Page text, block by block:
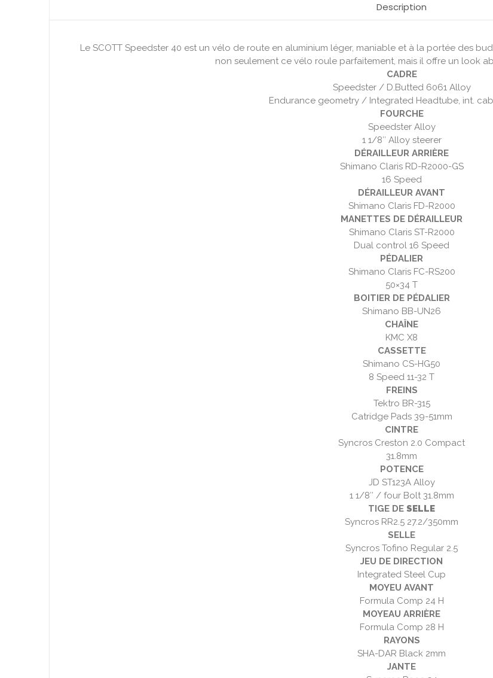
Description
Le SCOTT Speedster 40 est un vélo de route en aluminium léger, maniable et à la portée des
non seulement ce vélo roule parfaitement, mais il offre un look
CADRE
Speedster / D.Butted 6061 Alloy
Endurance geometry / Integrated Headtube, int.
FOURCHE
Speedster Alloy
1 1/8″ Alloy steerer
DÉRAILLEUR ARRIÈRE
Shimano Claris RD-R2000-GS
16 Speed
DÉRAILLEUR AVANT
Shimano Claris FD-R2000
MANETTES DE DÉRAILLEUR
Shimano Claris ST-R2000
Dual control 16 Speed
PÉDALIER
Shimano Claris FC-RS200
50×34 T
BOITIER DE PÉDALIER
Shimano BB-UN26
CHAÎNE
KMC X8
CASSETTE
Shimano CS-HG50
8 Speed 11-32 T
FREINS
Tektro BR-315
Catridge Pads 39-51mm
CINTRE
Syncros Creston 2.0 Compact
31.8mm
POTENCE
JD ST123A Alloy
1 1/8″ / four Bolt 31.8mm
TIGE DE SELLE
Syncros RR2.5 27.2/350mm
SELLE
Syncros Tofino Regular 2.5
JEU DE DIRECTION
Integrated Steel Cup
MOYEU AVANT
Formula Comp 24 H
MOYEAU ARRIÈRE
Formula Comp 28 H
RAYONS
SHA-DAR Black 2mm
JANTE